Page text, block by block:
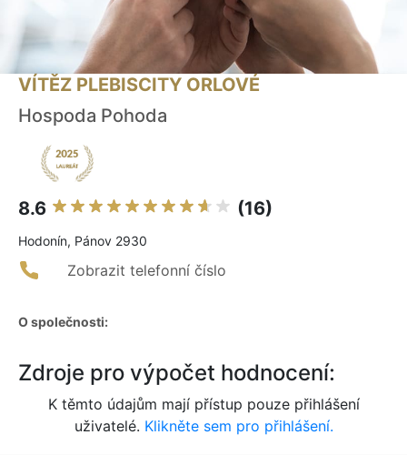
VÍTĚZ PLEBISCITY ORLOVÉ
Hospoda Pohoda
8.6 (16)
Hodonín, Pánov 2930
Zobrazit telefonní číslo
O společnosti:
Zdroje pro výpočet hodnocení:
K těmto údajům mají přístup pouze přihlášení
uživatelé. Klikněte sem pro přihlášení.